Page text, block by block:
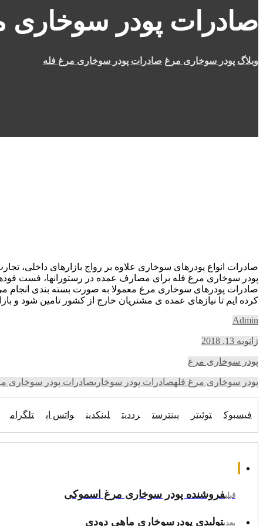
صادرات پودر سوخاری
وبلاگ پودر سوخاری مرغ صادرات پودر سوخاری مرغ فله
صادرات انواع پودرهای سوخاری علاوه بر رواج بازارهای داخلی،
پودر سوخاری مرغ فله برای مصارف عمده در رستورانها، فست
صادرات پودرهای سوخاری مرغ معمولا به صورت بسته بندی انجام
کرده ایم تا نیازهای عمده ی مشتریان خارج از کشور تامین شود و
Admin
ژانویه 13, 2018
پودر سوخاری مرغ
پودر سوخاری مرغ فلهصادرات پودر سوخاریصادرات پودر سوخاری
فیسبوک توئیتر پینترست رددیت لینکدین واتس اپ تلگرام
قبلیفروشنده پودر سوخاری مرغ اسموکی
بعدیتولیدی پودرسوخاری ماهی دودی